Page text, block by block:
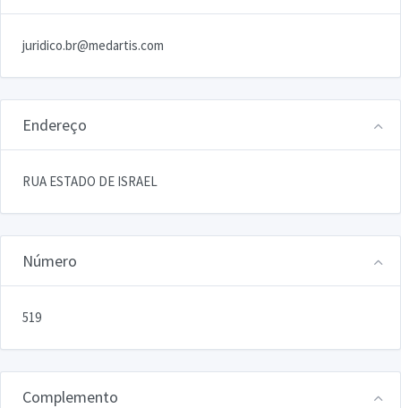
juridico.br@medartis.com
Endereço
RUA ESTADO DE ISRAEL
Número
519
Complemento